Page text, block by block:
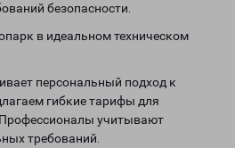
безопасности.
в идеальном техническом
персональный подход к
гибкие тарифы для
учитывают
требований.